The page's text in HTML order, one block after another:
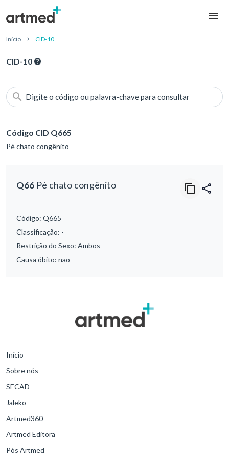
Início CID-10
CID-10
Digite o código ou palavra-chave para consultar
Código CID Q665
Pé chato congênito
Q66 Pé chato congênito
Código: Q665
Classificação: -
Restrição do Sexo: Ambos
Causa óbito: nao
Início
Sobre nós
SECAD
Jaleko
Artmed360
Artmed Editora
Pós Artmed